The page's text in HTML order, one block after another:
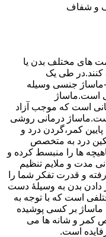
و شفاف
های مختلف بدن یا
کنند.در طی یک
ماساژ جنسی وسیله
است.ماساژ
است که موجب آزاد
درمانی روشی
کمر،گردن درد و
درد به متخصص
ها را منبسط کرده و
مدت و ملایم تنظیم
و قدرت تفکر شما را
دادن بدن به وسیلۀ دست
است که با توجه به
ماساژ بر کسی پوشیده
کمر و شانه ها می
است.